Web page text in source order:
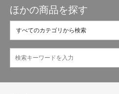
ほかの商品を探す